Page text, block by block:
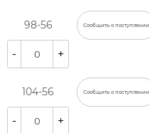
98-56 Сообщить о поступлении
- +
104-56 Сообщить о поступлении
- +